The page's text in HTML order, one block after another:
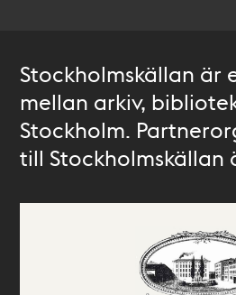
Stockholmskällan är
mellan arkiv,
Stockholm.
till Stockholmskällan